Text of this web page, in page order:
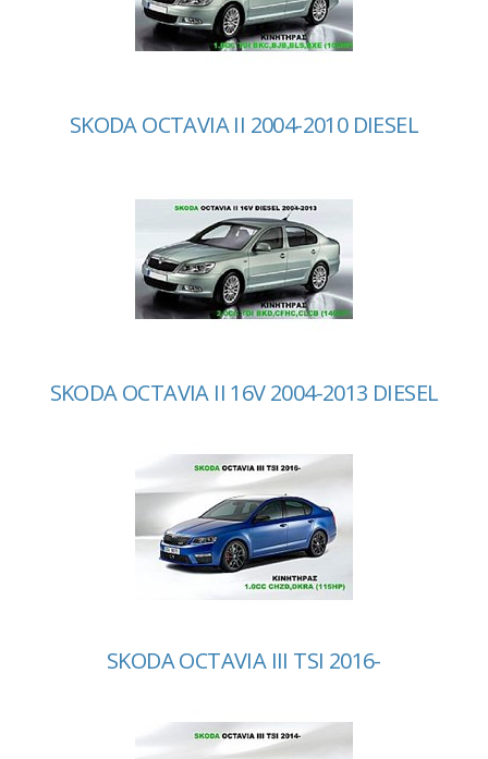
SKODA OCTAVIA II 2004-2010 DIESEL
SKODA OCTAVIA II 16V 2004-2013 DIESEL
SKODA OCTAVIA III TSI 2016-